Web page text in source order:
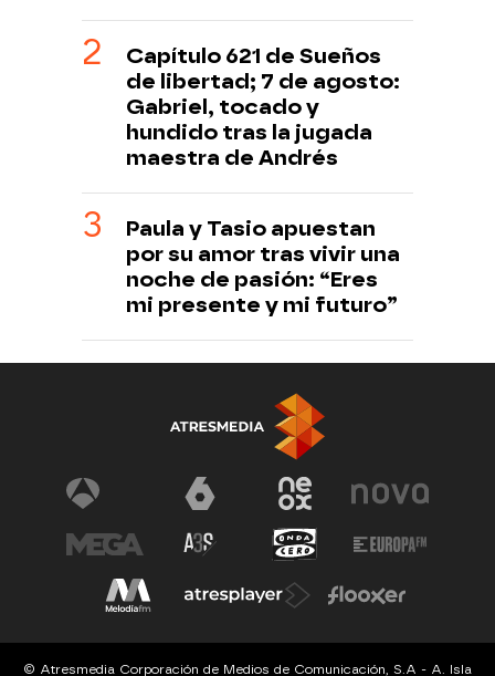
Capítulo 621 de Sueños
de libertad; 7 de agosto:
Gabriel, tocado y
hundido tras la jugada
maestra de Andrés
Paula y Tasio apuestan
por su amor tras vivir una
noche de pasión: “Eres
mi presente y mi futuro”
© Atresmedia Corporación de Medios de Comunicación, S.A - A. Isla